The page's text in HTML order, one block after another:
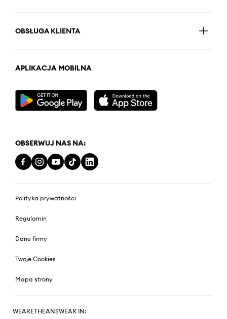
OBSŁUGA KLIENTA
APLIKACJA MOBILNA
OBSERWUJ NAS NA:
Polityka prywatności
Regulamin
Dane firmy
Twoje Cookies
Mapa strony
WEARETHEANSWEAR IN: